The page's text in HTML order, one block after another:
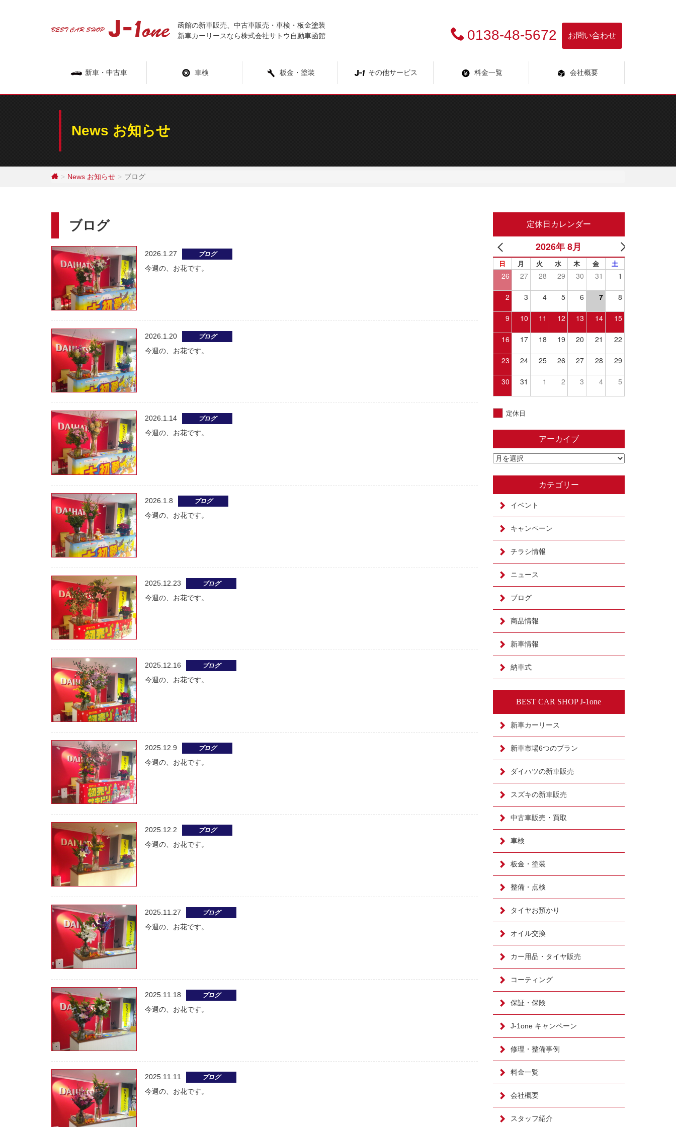
函館の新車販売、中古車販売・車検・板金塗装
新車カーリースなら株式会社サトウ自動車函館
0138-48-5672 お問い合わせ
新車・中古車 車検 板金・塗装 その他サービス 料金一覧 会社概要
News お知らせ
News お知らせ ブログ
ブログ
2026.1.27 ブログ
今週の、お花です。
2026.1.20 ブログ
今週の、お花です。
2026.1.14 ブログ
今週の、お花です。
2026.1.8 ブログ
今週の、お花です。
2025.12.23 ブログ
今週の、お花です。
2025.12.16 ブログ
今週の、お花です。
2025.12.9 ブログ
今週の、お花です。
2025.12.2 ブログ
今週の、お花です。
2025.11.27 ブログ
今週の、お花です。
2025.11.18 ブログ
今週の、お花です。
2025.11.11 ブログ
今週の、お花です。
定休日カレンダー
2026年 8月
日 月 火 水 木 金 土
26 27 28 29 30 31 1
2 3 4 5 6 7 8
9 10 11 12 13 14 15
16 17 18 19 20 21 22
23 24 25 26 27 28 29
30 31 1 2 3 4 5
定休日
アーカイブ
カテゴリー
イベント
キャンペーン
チラシ情報
ニュース
ブログ
商品情報
新車情報
納車式
BEST CAR SHOP J-1one
新車カーリース
新車市場6つのプラン
ダイハツの新車販売
スズキの新車販売
中古車販売・買取
車検
板金・塗装
整備・点検
タイヤお預かり
オイル交換
カー用品・タイヤ販売
コーティング
保証・保険
J-1one キャンペーン
修理・整備事例
料金一覧
会社概要
スタッフ紹介